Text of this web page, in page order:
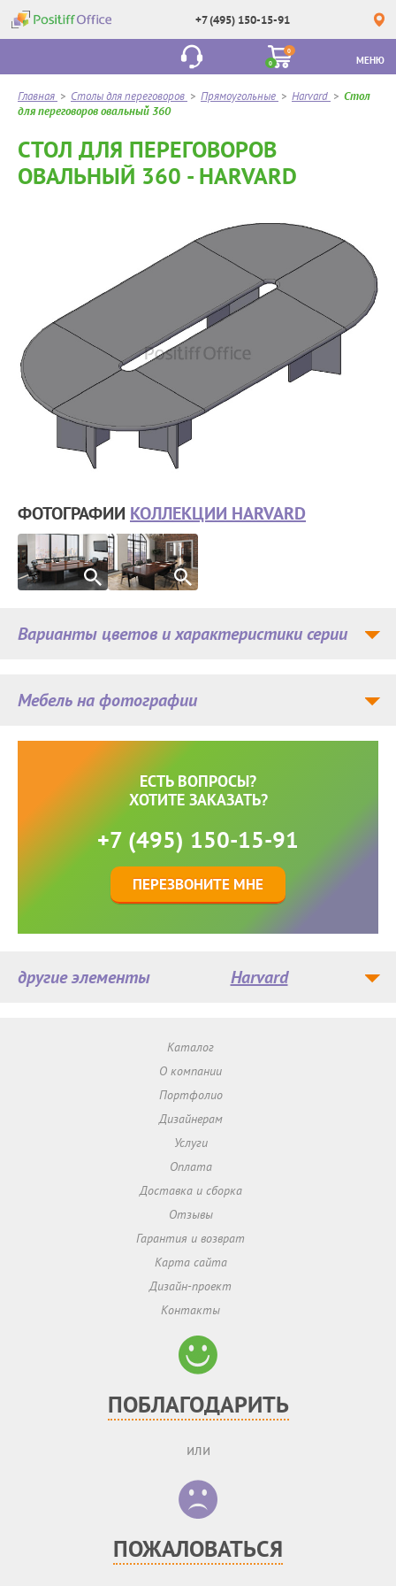
+7 (495) 150-15-91
0
0
МЕНЮ
Главная > Столы для переговоров > Прямоугольные > Harvard > Стол
для переговоров овальный 360
СТОЛ ДЛЯ ПЕРЕГОВОРОВ
ОВАЛЬНЫЙ 360 - HARVARD
ФОТОГРАФИИ КОЛЛЕКЦИИ HARVARD
Мебель на фотографии
Варианты цветов и характеристики серии
ЕСТЬ ВОПРОСЫ?
ХОТИТЕ ЗАКАЗАТЬ?
+7 (495) 150-15-91
ПЕРЕЗВОНИТЕ МНЕ
другие элементы Harvard
Каталог
О компании
Портфолио
Дизайнерам
Услуги
Оплата
Доставка и сборка
Отзывы
Гарантия и возврат
Карта сайта
Дизайн-проект
Контакты
ПОБЛАГОДАРИТЬ
или
ПОЖАЛОВАТЬСЯ